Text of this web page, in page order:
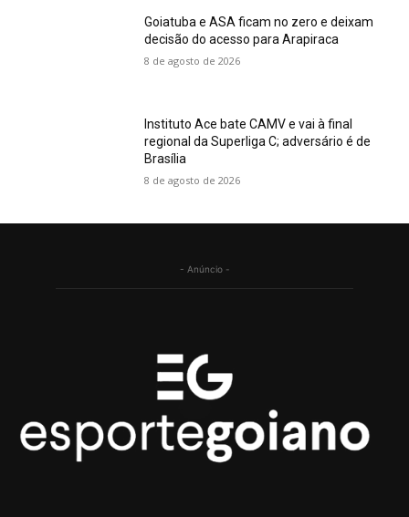
Goiatuba e ASA ficam no zero e deixam
decisão do acesso para Arapiraca
8 de agosto de 2026
Instituto Ace bate CAMV e vai à final
regional da Superliga C; adversário é de
Brasília
8 de agosto de 2026
- Anúncio -